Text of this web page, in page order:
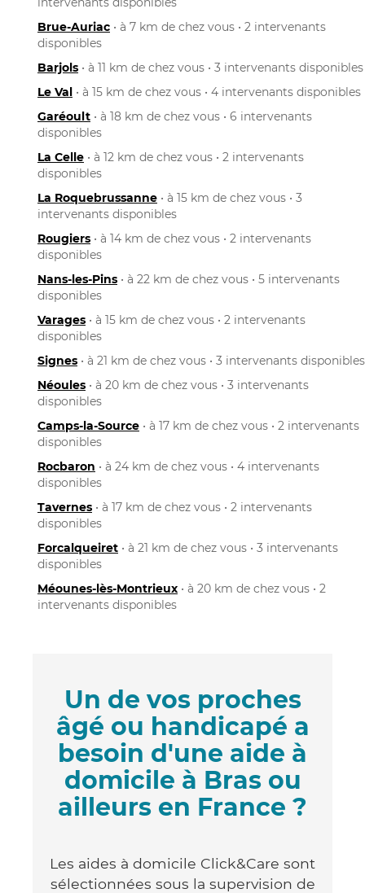
Brue-Auriac • à 7 km de chez vous • 2 intervenants
disponibles
Barjols • à 11 km de chez vous • 3 intervenants disponibles
Le Val • à 15 km de chez vous • 4 intervenants disponibles
Garéoult • à 18 km de chez vous • 6 intervenants
disponibles
La Celle • à 12 km de chez vous • 2 intervenants
disponibles
La Roquebrussanne • à 15 km de chez vous • 3
intervenants disponibles
Rougiers • à 14 km de chez vous • 2 intervenants
disponibles
Nans-les-Pins • à 22 km de chez vous • 5 intervenants
disponibles
Varages • à 15 km de chez vous • 2 intervenants
disponibles
Signes • à 21 km de chez vous • 3 intervenants disponibles
Néoules • à 20 km de chez vous • 3 intervenants
disponibles
Camps-la-Source • à 17 km de chez vous • 2 intervenants
disponibles
Rocbaron • à 24 km de chez vous • 4 intervenants
disponibles
Tavernes • à 17 km de chez vous • 2 intervenants
disponibles
Forcalqueiret • à 21 km de chez vous • 3 intervenants
disponibles
Méounes-lès-Montrieux • à 20 km de chez vous • 2
intervenants disponibles
Un de vos proches
âgé ou handicapé a
besoin d'une aide à
domicile à Bras ou
ailleurs en France ?
Les aides à domicile Click&Care sont
sélectionnées sous la supervision de